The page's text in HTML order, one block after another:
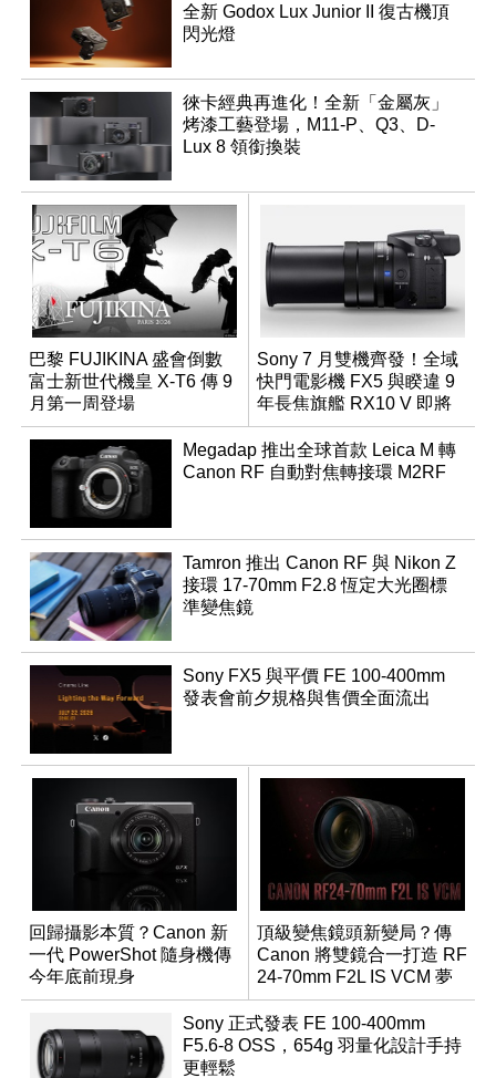
全新 Godox Lux Junior II 復古機頂
閃光燈
徠卡經典再進化！全新「金屬灰」
烤漆工藝登場，M11-P、Q3、D-
Lux 8 領銜換裝
巴黎 FUJIKINA 盛會倒數
富士新世代機皇 X-T6 傳 9
月第一周登場
Sony 7 月雙機齊發！全域
快門電影機 FX5 與睽違 9
年長焦旗艦 RX10 V 即將
登場
Megadap 推出全球首款 Leica M 轉
Canon RF 自動對焦轉接環 M2RF
Tamron 推出 Canon RF 與 Nikon Z
接環 17-70mm F2.8 恆定大光圈標
準變焦鏡
Sony FX5 與平價 FE 100-400mm
發表會前夕規格與售價全面流出
回歸攝影本質？Canon 新
一代 PowerShot 隨身機傳
今年底前現身
頂級變焦鏡頭新變局？傳
Canon 將雙鏡合一打造 RF
24-70mm F2L IS VCM 夢
幻規格
Sony 正式發表 FE 100-400mm
F5.6-8 OSS，654g 羽量化設計手持
更輕鬆